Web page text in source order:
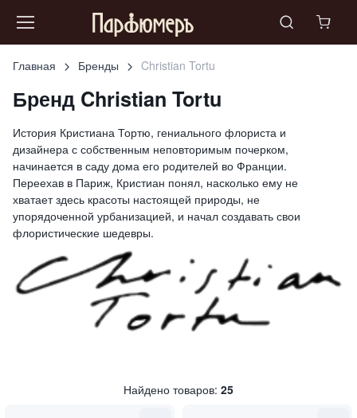
Главная Бренды Christian Tortu
Бренд Christian Tortu
История Кристиана Тортю, гениального флориста и
дизайнера с собственным неповторимым почерком,
начинается в саду дома его родителей во Франции.
Переехав в Париж, Кристиан понял, насколько ему не
хватает здесь красоты настоящей природы, не
упорядоченной урбанизацией, и начал создавать свои
флористические шедевры.
Найдено товаров: 25